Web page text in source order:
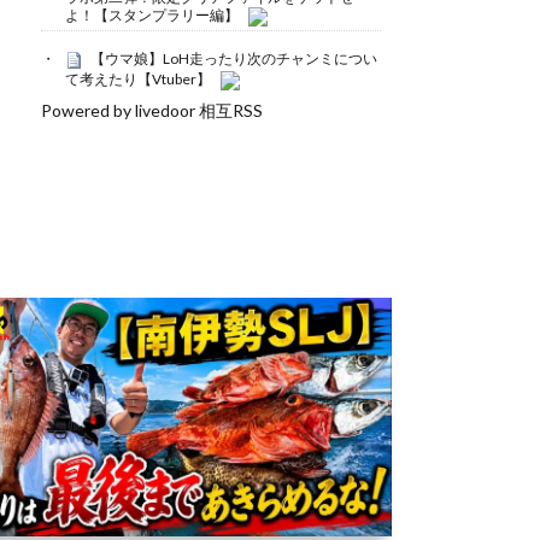
よ！【スタンプラリー編】
【ウマ娘】LoH走ったり次のチャンミについ
て考えたり【Vtuber】
Powered by livedoor 相互RSS